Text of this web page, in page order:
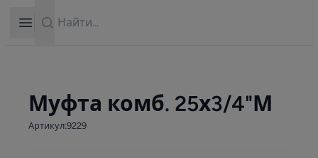
Open sidebar
Муфта комб. 25х3/4"М
Артикул:9229